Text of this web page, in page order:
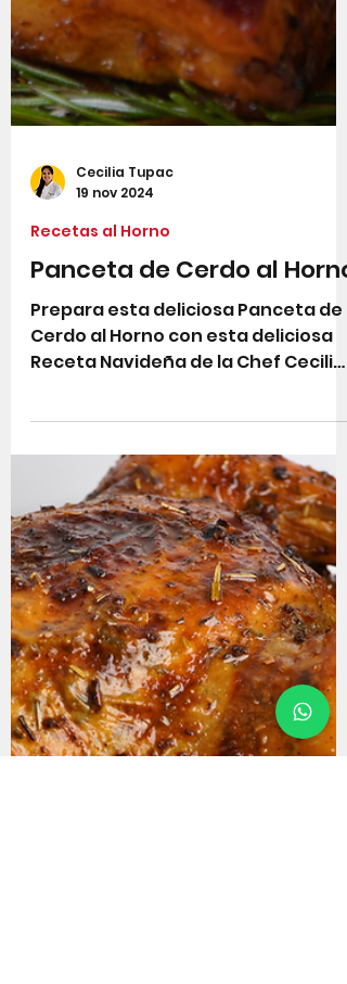
Cecilia Tupac
19 nov 2024
Recetas al Horno
Panceta de Cerdo al Horno
Cerdo al Horno con esta deliciosa
Receta Navideña de la Chef Cecilia
Tupac. Si estás buscando hacer
una...